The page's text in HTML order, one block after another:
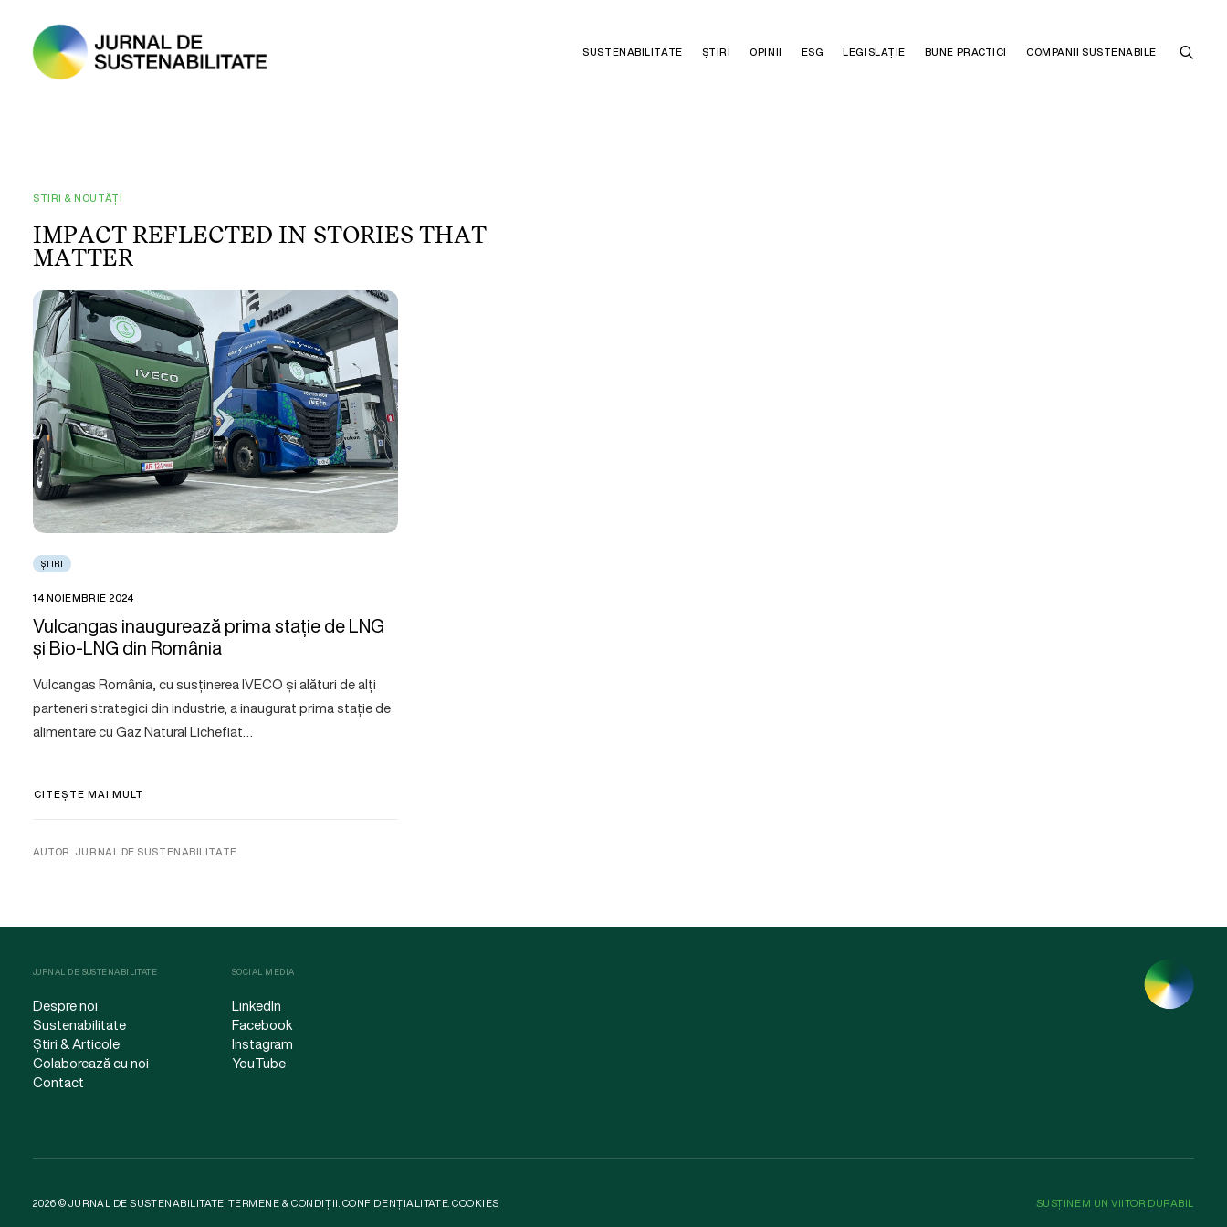
SUSTENABILITATE ȘTIRI OPINII ESG LEGISLAȚIE BUNE PRACTICI COMPANII SUSTENABILE
ȘTIRI & NOUTĂȚI
IMPACT REFLECTED IN STORIES THAT
MATTER
ȘTIRI
14 NOIEMBRIE 2024
Vulcangas inaugurează prima stație de LNG
și Bio-LNG din România
Vulcangas România, cu susținerea IVECO și alături de alți
parteneri strategici din industrie, a inaugurat prima stație de
alimentare cu Gaz Natural Lichefiat…
CITEȘTE MAI MULT
AUTOR. JURNAL DE SUSTENABILITATE
JURNAL DE SUSTENABILITATE
Despre noi
Sustenabilitate
Știri & Articole
Colaborează cu noi
Contact
SOCIAL MEDIA
LinkedIn
Facebook
Instagram
YouTube
2026 © JURNAL DE SUSTENABILITATE.TERMENE & CONDIȚII.CONFIDENȚIALITATE.COOKIES SUSȚINEM UN VIITOR DURABIL